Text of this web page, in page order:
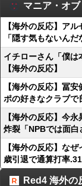
マニア・オ
【海外の反応】ア
「隠す気もないんだ
イチローさん「僕は
【海外の反応】
【海外の反応】冨
ポの好きなクラブで
【海外の反応】今
炸裂「NPBでは面白
【海外の反応】な
歳引退で通算打率
Red4 海外の